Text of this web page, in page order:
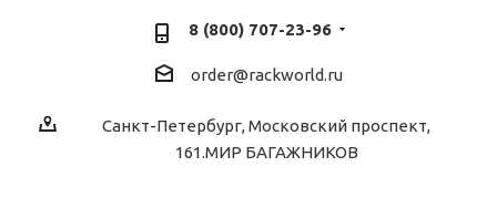
8 (800) 707-23-96
order@rackworld.ru
Санкт-Петербург, Московский проспект,
161.МИР БАГАЖНИКОВ